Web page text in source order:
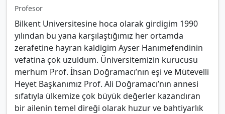
Profesor
Bilkent Universitesine hoca olarak girdigim 1990
yılından bu yana karşılaştığımız her ortamda
zerafetine hayran kaldigim Ayser Hanımefendinin
vefatina çok uzuldum. Üniversitemizin kurucusu
merhum Prof. İhsan Doğramacı’nın eşi ve Mütevelli
Heyet Başkanımız Prof. Ali Doğramacı’nın annesi
sıfatıyla ülkemize çok büyük değerler kazandıran
bir ailenin temel direği olarak huzur ve bahtiyarlık